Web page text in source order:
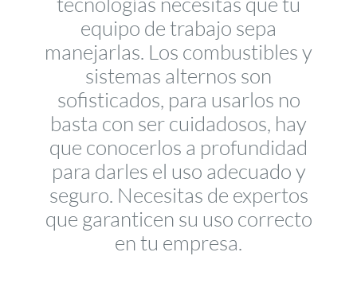
equipo de trabajo sepa
manejarlas. Los combustibles y
sistemas alternos son
sofisticados, para usarlos no
basta con ser cuidadosos, hay
que conocerlos a profundidad
para darles el uso adecuado y
seguro. Necesitas de expertos
que garanticen su uso correcto
en tu empresa.